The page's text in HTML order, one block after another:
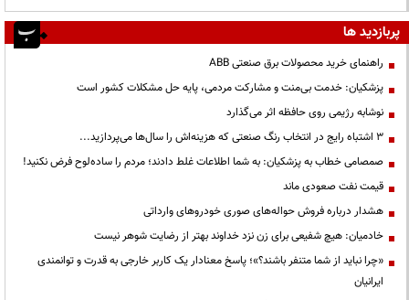
پربازدید ها
راهنمای خرید محصولات برق صنعتی ABB
پزشکیان: خدمت بی‌منت و مشارکت مردمی، پایه حل مشکلات کشور است
نوشابه رژیمی روی حافظه اثر می‌گذارد
3 اشتباه رایج در انتخاب رنگ صنعتی که هزینه‌اش را سال‌ها می‌پردازید...
صمصامی خطاب به پزشکیان: به شما اطلاعات غلط دادند؛ مردم را ساده‌لوح فرض نکنید!
قیمت نفت صعودی ماند
هشدار درباره فروش حواله‌های صوری خودروهای وارداتی
خادمیان: هیچ شفیعی برای زن نزد خداوند بهتر از رضایت شوهر نیست
«چرا نباید از شما متنفر باشند؟»؛ پاسخ معنادار یک کاربر خارجی به قدرت و توانمندی
ایرانیان